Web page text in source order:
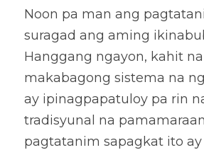
Noon pa man ang
suragad ang aming
Hanggang ngayon, kahit
makabagong sistema na
ay ipinagpapatuloy pa rin
tradisyunal na
pagtatanim sapagkat ito